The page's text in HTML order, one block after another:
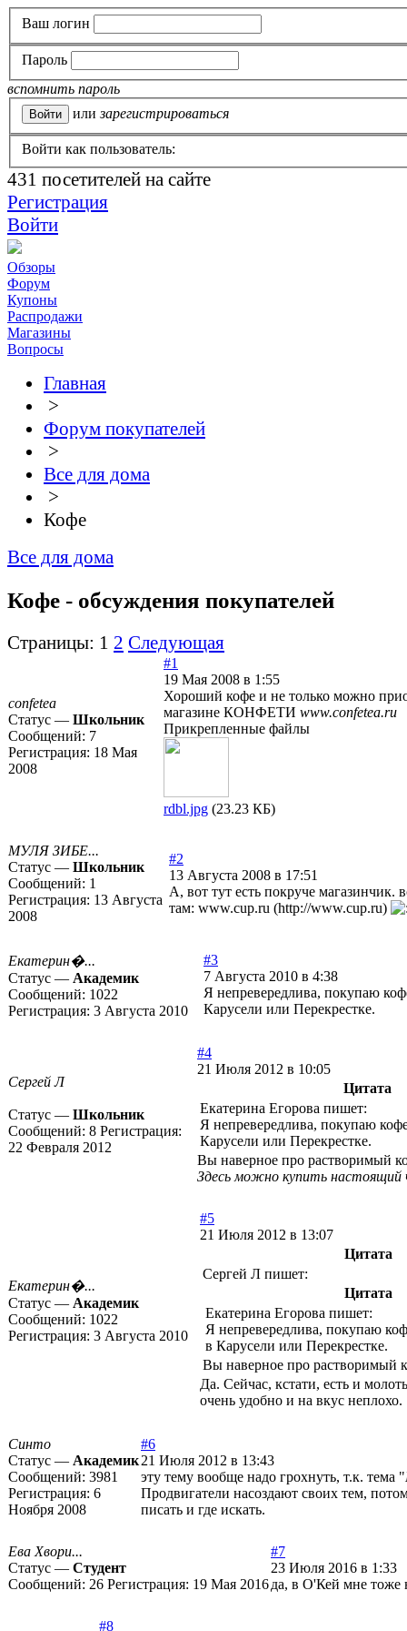
Ваш логин
Пароль
вспомнить пароль
или зарегистрироваться
Войти как пользователь:
431 посетителей на сайте
Регистрация
Войти
Обзоры
Форум
Купоны
Распродажи
Магазины
Вопросы
Главная
>
Форум покупателей
>
Все для дома
>
Кофе
Все для дома
Кофе - обсуждения покупателей
Страницы: 1 2 Следующая
confetea
Статус — Школьник
Сообщений: 7
Регистрация: 18 Мая
2008
#1
19 Мая 2008 в 1:55
Хороший кофе и не только можно
магазине КОНФЕТИ www.confetea.ru
Прикрепленные файлы
rdbl.jpg (23.23 КБ)
МУЛЯ ЗИБЕ...
Статус — Школьник
Сообщений: 1
Регистрация: 13 Августа
2008
#2
13 Августа 2008 в 17:51
А, вот тут есть покруче магазинчик.
там: www.cup.ru (http://www.cup.ru)
Екатерин�...
Статус — Академик
Сообщений: 1022
Регистрация: 3 Августа 2010
#3
7 Августа 2010 в 4:38
Я непревередлива, покупаю
Карусели или Перекрестке.
Сергей Л
Статус — Школьник
Сообщений: 8 Регистрация:
22 Февраля 2012
#4
21 Июля 2012 в 10:05
Цитата
Екатерина Егорова пишет:
Я непревередлива, покупаю
Карусели или Перекрестке.
Вы наверное про растворимый
Здесь можно купить настоящий
Екатерин�...
Статус — Академик
Сообщений: 1022
Регистрация: 3 Августа 2010
#5
21 Июля 2012 в 13:07
Цитата
Сергей Л пишет:
Цитата
Екатерина Егорова пишет:
Я непревередлива, покупаю
в Карусели или Перекрестке.
Вы наверное про растворимый
Да. Сейчас, кстати, есть и
очень удобно и на вкус неплохо.
Синто
Статус — Академик
Сообщений: 3981
Регистрация: 6
Ноября 2008
#6
21 Июля 2012 в 13:43
эту тему вообще надо грохнуть, т.к. тема "
Продвигатели насоздают своих тем,
писать и где искать.
Ева Хвори...
Статус — Студент
Сообщений: 26 Регистрация: 19 Мая 2016
#7
23 Июля 2016 в 1:33
да, в О'Кей мне тоже
#8